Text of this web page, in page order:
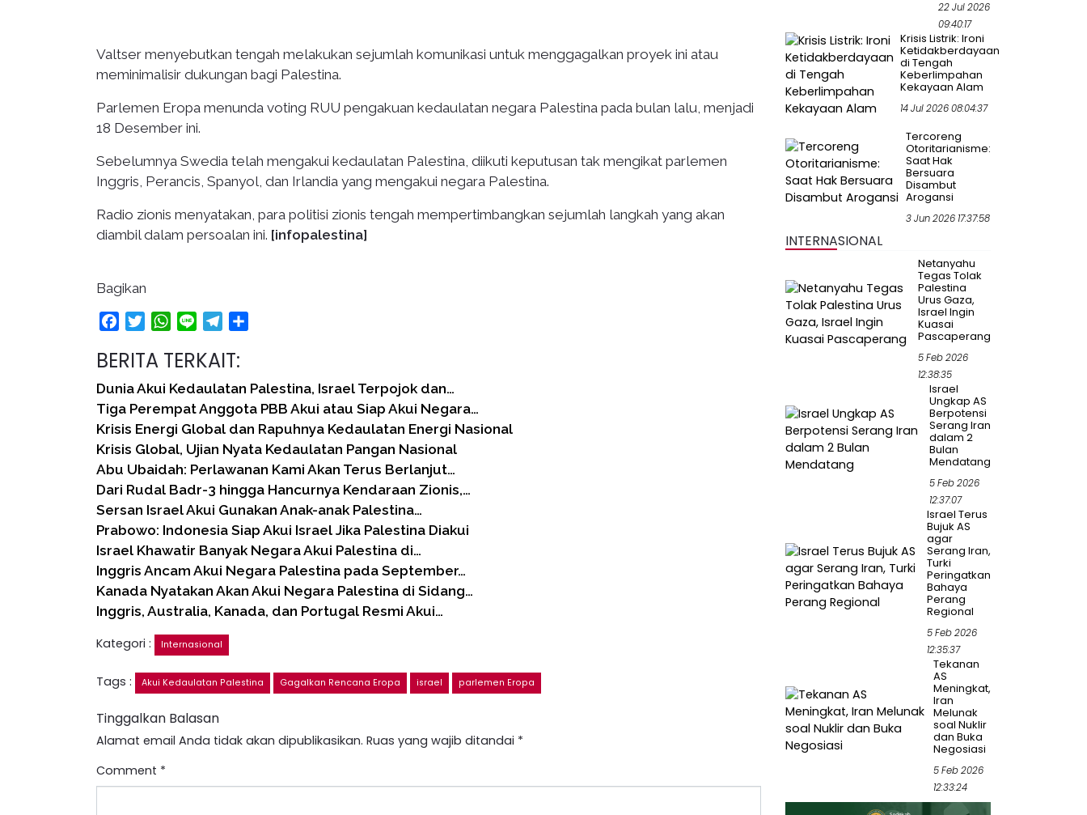
Valtser menyebutkan tengah melakukan sejumlah komunikasi untuk menggagalkan proyek ini atau
meminimalisir dukungan bagi Palestina.
Parlemen Eropa menunda voting RUU pengakuan kedaulatan negara Palestina pada bulan lalu, menjadi
18 Desember ini.
Sebelumnya Swedia telah mengakui kedaulatan Palestina, diikuti keputusan tak mengikat parlemen
Inggris, Perancis, Spanyol, dan Irlandia yang mengakui negara Palestina.
Radio zionis menyatakan, para politisi zionis tengah mempertimbangkan sejumlah langkah yang akan
diambil dalam persoalan ini. [infopalestina]
Bagikan
FacebookTwitterWhatsApp
Line Telegram
BERITA TERKAIT:
Dunia Akui Kedaulatan Palestina, Israel Terpojok dan…
Tiga Perempat Anggota PBB Akui atau Siap Akui Negara…
Krisis Energi Global dan Rapuhnya Kedaulatan Energi Nasional
Krisis Global, Ujian Nyata Kedaulatan Pangan Nasional
Abu Ubaidah: Perlawanan Kami Akan Terus Berlanjut…
Dari Rudal Badr-3 hingga Hancurnya Kendaraan Zionis,…
Sersan Israel Akui Gunakan Anak-anak Palestina…
Prabowo: Indonesia Siap Akui Israel Jika Palestina Diakui
Israel Khawatir Banyak Negara Akui Palestina di…
Inggris Ancam Akui Negara Palestina pada September…
Kanada Nyatakan Akan Akui Negara Palestina di Sidang…
Inggris, Australia, Kanada, dan Portugal Resmi Akui…
Kategori :
Internasional
Tags : Akui Kedaulatan Palestina Gagalkan Rencana Eropa israel parlemen Eropa
Tinggalkan Balasan
Alamat email Anda tidak akan dipublikasikan. Ruas yang wajib ditandai *
Comment *
22 Jul 2026
09:40:17
Krisis Listrik: Ironi
Ketidakberdayaan
di Tengah
Keberlimpahan
Kekayaan Alam
14 Jul 2026 08:04:37
Tercoreng
Otoritarianisme:
Saat Hak
Bersuara
Disambut
Arogansi
3 Jun 2026 17:37:58
INTERNASIONAL
Netanyahu
Tegas Tolak
Palestina
Urus Gaza,
Israel Ingin
Kuasai
Pascaperang
5 Feb 2026
12:38:35
Israel
Ungkap AS
Berpotensi
Serang Iran
dalam 2
Bulan
Mendatang
5 Feb 2026
12:37:07
Israel Terus
Bujuk AS
agar
Serang Iran,
Turki
Peringatkan
Bahaya
Perang
Regional
5 Feb 2026
12:35:37
Tekanan
AS
Meningkat,
Iran
Melunak
soal Nuklir
dan Buka
Negosiasi
5 Feb 2026
12:33:24